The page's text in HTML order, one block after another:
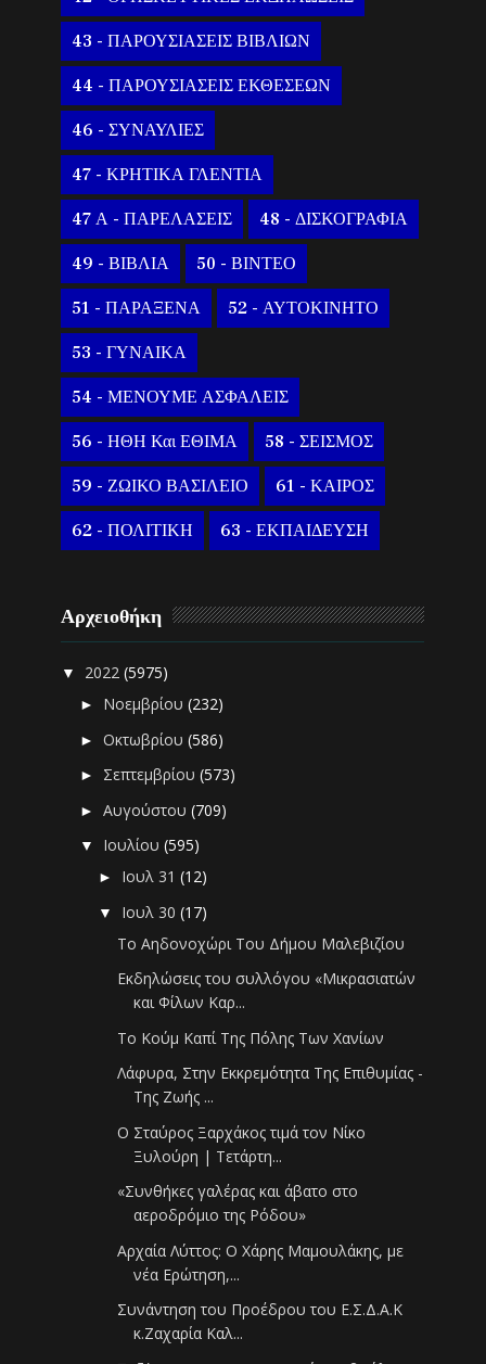
43 - ΠΑΡΟΥΣΙΑΣΕΙΣ ΒΙΒΛΙΩΝ
44 - ΠΑΡΟΥΣΙΑΣΕΙΣ ΕΚΘΕΣΕΩΝ
46 - ΣΥΝΑΥΛΙΕΣ
47 - ΚΡΗΤΙΚΑ ΓΛΕΝΤΙΑ
47 Α - ΠΑΡΕΛΑΣΕΙΣ 48 - ΔΙΣΚΟΓΡΑΦΙΑ
49 - ΒΙΒΛΙΑ 50 - ΒΙΝΤΕΟ
51 - ΠΑΡΑΞΕΝΑ 52 - ΑΥΤΟΚΙΝΗΤΟ
53 - ΓΥΝΑΙΚΑ
54 - ΜΕΝΟΥΜΕ ΑΣΦΑΛΕΙΣ
56 - ΗΘΗ Και ΕΘΙΜΑ 58 - ΣΕΙΣΜΟΣ
59 - ΖΩΙΚΟ ΒΑΣΙΛΕΙΟ 61 - ΚΑΙΡΟΣ
62 - ΠΟΛΙΤΙΚΗ 63 - ΕΚΠΑΙΔΕΥΣΗ
Αρχειοθήκη
▼ 2022(5975)
► Νοεμβρίου(232)
►Οκτωβρίου(586)
► Σεπτεμβρίου(573)
►Αυγούστου(709)
▼ Ιουλίου(595)
► Ιουλ 31(12)
▼ Ιουλ 30(17)
Το Αηδονοχώρι Του Δήμου Μαλεβιζίου
Εκδηλώσεις του συλλόγου «Μικρασιατών
και Φίλων Καρ...
Το Κούμ Καπί Της Πόλης Των Χανίων
Λάφυρα, Στην Εκκρεμότητα Της Επιθυμίας -
Της Ζωής ...
Ο Σταύρος Ξαρχάκος τιμά τον Νίκο
Ξυλούρη | Τετάρτη...
«Συνθήκες γαλέρας και άβατο στο
αεροδρόμιο της Ρόδου»
Αρχαία Λύττος: Ο Χάρης Μαμουλάκης, με
νέα Ερώτηση,...
Συνάντηση του Προέδρου του Ε.Σ.Δ.Α.Κ
κ.Ζαχαρία Καλ...